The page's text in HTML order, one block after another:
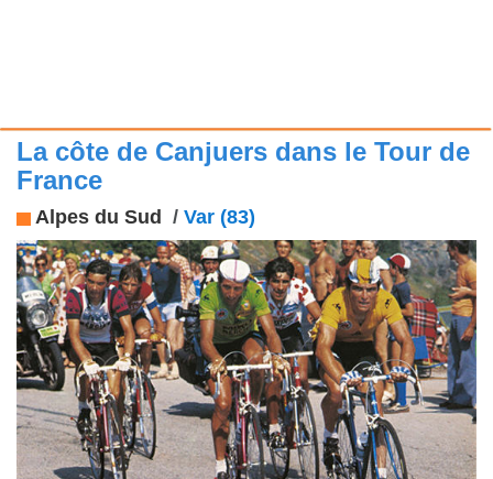
La côte de Canjuers dans le Tour de
France
Alpes du Sud / Var (83)